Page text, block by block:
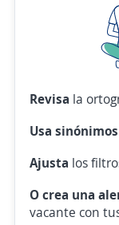
Revisa la
Usa
Ajusta los
O crea una
vacante con